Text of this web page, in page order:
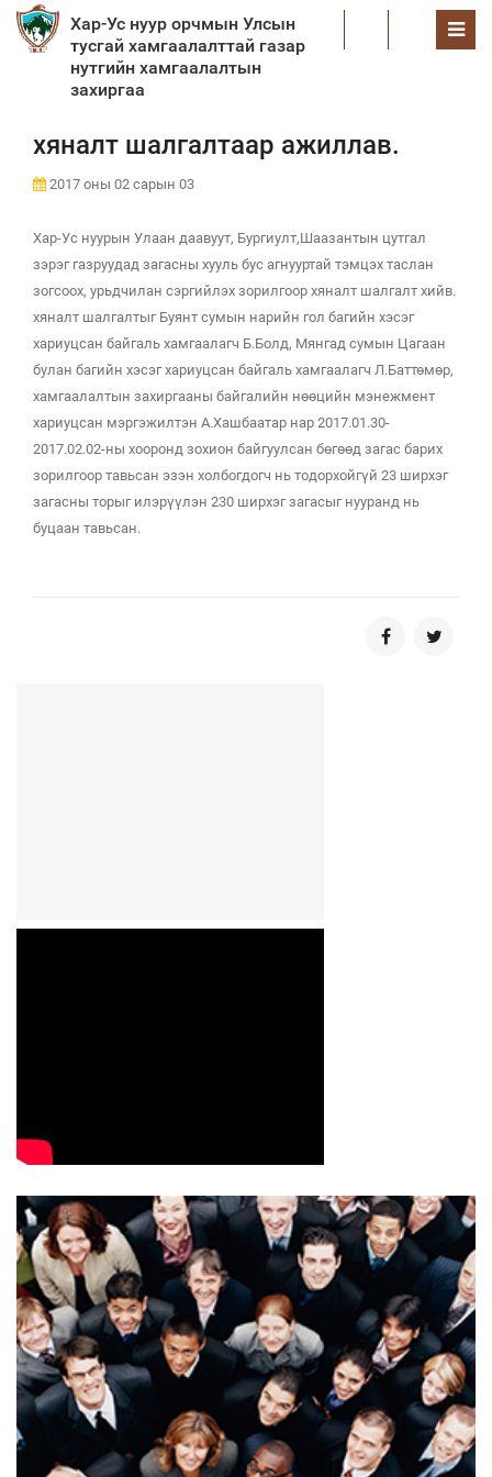
Хар-Ус нуур орчмын Улсын
тусгай хамгаалалттай газар
нутгийн хамгаалалтын
захиргаа
хяналт шалгалтаар ажиллав.
2017 оны 02 сарын 03
Хар-Ус нуурын Улаан даавуут, Бургиулт,Шаазантын цутгал
зэрэг газруудад загасны хууль бус агнууртай тэмцэх таслан
зогсоох, урьдчилан сэргийлэх зорилгоор хяналт шалгалт хийв.
хяналт шалгалтыг Буянт сумын нарийн гол багийн хэсэг
хариуцсан байгаль хамгаалагч Б.Болд, Мянгад сумын Цагаан
булан багийн хэсэг хариуцсан байгаль хамгаалагч Л.Баттөмөр,
хамгаалалтын захиргааны байгалийн нөөцийн мэнежмент
хариуцсан мэргэжилтэн А.Хашбаатар нар 2017.01.30-
2017.02.02-ны хооронд зохион байгуулсан бөгөөд загас барих
зорилгоор тавьсан эзэн холбогдогч нь тодорхойгүй 23 ширхэг
загасны торыг илэрүүлэн 230 ширхэг загасыг нууранд нь
буцаан тавьсан.